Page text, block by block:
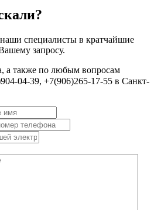
специалисты в кратчайшие
запросу.
а также по любым вопросам
04-39, +7(906)265-17-55 в Санкт-